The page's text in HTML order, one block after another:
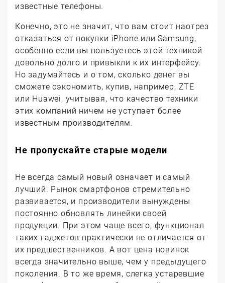
известные телефоны.
Конечно, это не значит, что вам стоит наотрез
отказаться от покупки iPhone или Samsung,
особенно если вы пользуетесь этой техникой
довольно долго и привыкли к их интерфейсу.
Но задумайтесь и о том, сколько денег вы
сможете сэкономить, купив, например, ZTE
или Huawei, учитывая, что качество техники
этих компаний ничем не уступает более
известным производителям.
Не пропускайте старые модели
Не всегда самый новый означает и самый
лучший. Рынок смартфонов стремительно
развивается, и производители вынуждены
постоянно обновлять линейки своей
продукции. При этом чаще всего, функционал
таких гаджетов практически не отличается от
их предшественников. А вот цена новинок
всегда значительно выше, чем у предыдущего
поколения. В то же время, слегка устаревшие